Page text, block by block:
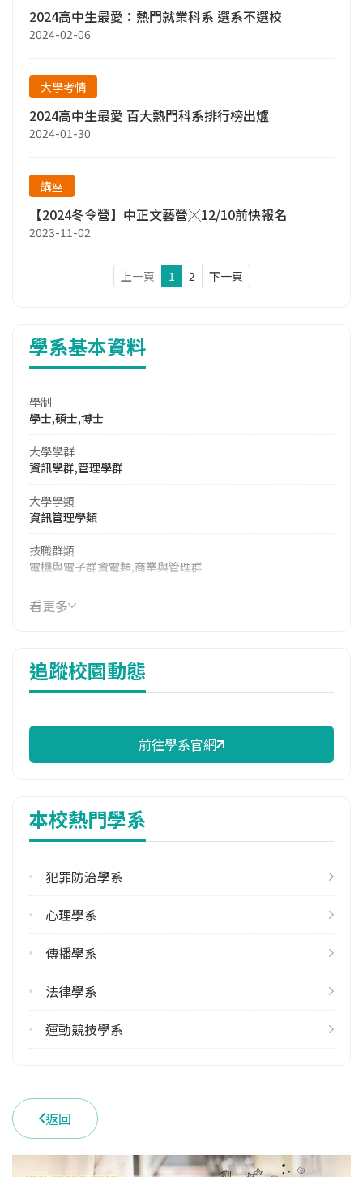
2024高中生最愛：熱門就業科系 選系不選校
2024-02-06
大學考情
2024高中生最愛 百大熱門科系排行榜出爐
2024-01-30
講座
【2024冬令營】中正文藝營╳12/10前快報名
2023-11-02
上一頁 1 2 下一頁
學系基本資料
學制
學士,碩士,博士
大學學群
資訊學群,管理學群
大學學類
資訊管理學類
技職群類
電機與電子群資電類,商業與管理群
114年學費
17,240 元/學期
10,786 元/學期
114年註冊率
113學年度上學期
113學年度下學期
2
修輔系人數
5
113學年度下學期
113學年度上學期
3
學系電話
(05)2720411 #24600
看更多
追蹤校園動態
前往學系官網
本校熱門學系
犯罪防治學系
心理學系
傳播學系
法律學系
運動競技學系
返回